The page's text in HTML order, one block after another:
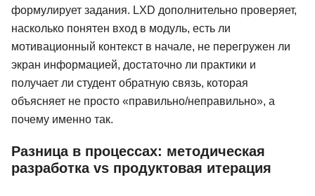
формулирует задания. LXD дополнительно проверяет,
насколько понятен вход в модуль, есть ли
мотивационный контекст в начале, не перегружен ли
экран информацией, достаточно ли практики и
получает ли студент обратную связь, которая
объясняет не просто «правильно/неправильно», а
почему именно так.
Разница в процессах: методическая
разработка vs продуктовая итерация